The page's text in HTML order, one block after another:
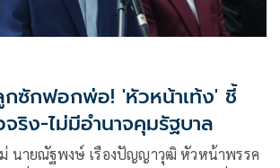
กซักฟอกพ่อ! 'หัวหน้าเท้ง' ชี้
ริง-ไม่มีอำนาจคุมรัฐบาล
นายณัฐพงษ์ เรืองปัญญาวุฒิ หัวหน้าพรรค